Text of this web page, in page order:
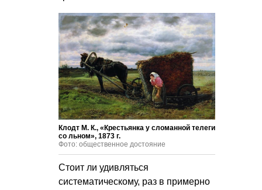
Клодт М. К., «Крестьянка у сломанной телеги
со льном», 1873 г.
Фото: общественное достояние
Стоит ли удивляться
систематическому, раз в примерно